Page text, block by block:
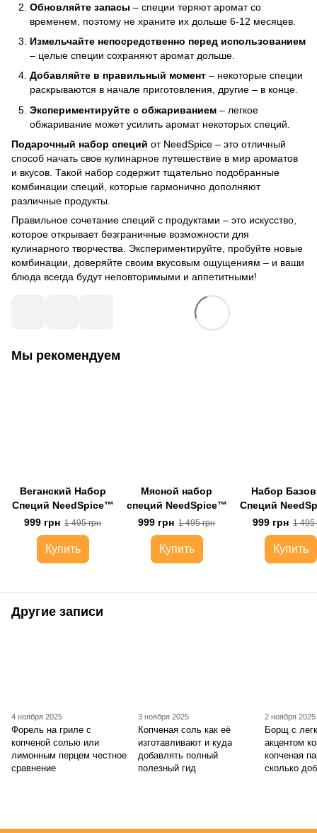
Обновляйте запасы – специи теряют аромат со
временем, поэтому не храните их дольше 6-12 месяцев.
Измельчайте непосредственно перед использованием
– целые специи сохраняют аромат дольше.
Добавляйте в правильный момент – некоторые специи
раскрываются в начале приготовления, другие – в конце.
Экспериментируйте с обжариванием – легкое
обжаривание может усилить аромат некоторых специй.
Подарочный набор специй от NeedSpice – это отличный
способ начать свое кулинарное путешествие в мир ароматов
и вкусов. Такой набор содержит тщательно подобранные
комбинации специй, которые гармонично дополняют
различные продукты.
Правильное сочетание специй с продуктами – это искусство,
которое открывает безграничные возможности для
кулинарного творчества. Экспериментируйте, пробуйте новые
комбинации, доверяйте своим вкусовым ощущениям – и ваши
блюда всегда будут неповторимыми и аппетитными!
Мы рекомендуем
Веганский Набор
Специй NeedSpice™
999 грн 1 495 грн
Купить
Мясной набор
специй NeedSpice™
999 грн 1 495 грн
Купить
Набор
Специй
999 грн 1 495
Купить
Другие записи
4 ноября 2025
Форель на гриле с
копченой солью или
лимонным перцем честное
сравнение
3 ноября 2025
Копченая соль как её
изготавливают и куда
добавлять полный
полезный гид
2 ноября 2025
Борщ с
акцентом
копченая
сколько